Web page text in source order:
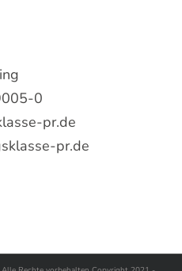
0
pr.de
pr.de